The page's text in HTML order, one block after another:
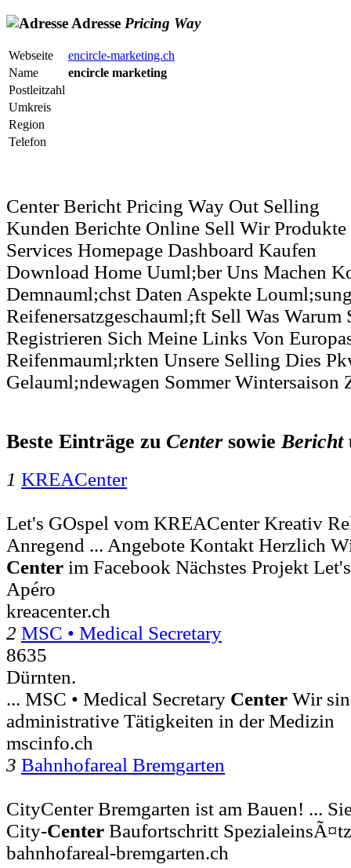
Adresse Pricing Way
Webseite
encircle-marketing.ch
Name
encircle marketing
Postleitzahl
Umkreis
Region
Telefon
Center Bericht Pricing Way Out Selling
Kunden Berichte Online Sell Wir Produkte
Services Homepage Dashboard Kaufen
Download Home Uuml;ber Uns Machen
Demnauml;chst Daten Aspekte
Reifenersatzgeschauml;ft Sell Was Warum
Registrieren Sich Meine Links Von
Reifenmauml;rkten Unsere Selling Dies
Gelauml;ndewagen Sommer Wintersaison
Beste Einträge zu CentersowieBericht
1 KREACenter
Let's GOspel vom KREACenter Kreativ
Anregend ... Angebote Kontakt Herzlich
Center im Facebook Nächstes Projekt
Apéro
kreacenter.ch
2 MSC • Medical Secretary
8635
Dürnten.
... MSC • Medical Secretary Center Wir
administrative Tätigkeiten in der Medizin
mscinfo.ch
3 Bahnhofareal Bremgarten
CityCenter Bremgarten ist am Bauen! ...
City-Center Baufortschritt
bahnhofareal-bremgarten.ch